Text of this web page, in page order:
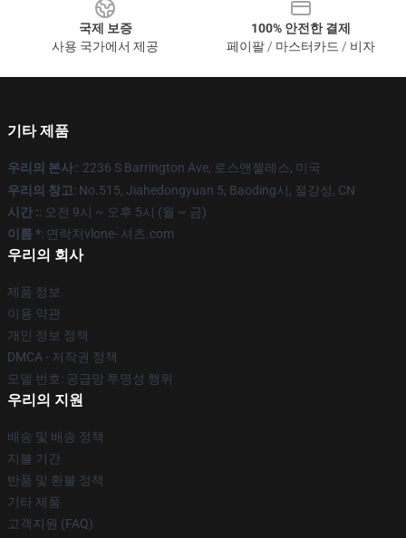
국제 보증
사용 국가에서 제공
100% 안전한 결제
페이팔 / 마스터카드 / 비자
기타 제품
우리의 본사:: 2236 S Barrington Ave, 로스앤젤레스, 미국
우리의 창고: No.515, Jiahedongyuan 5, Baoding시, 절강성, CN
시간 :: 오전 9시 ~ 오후 5시 (월 ~ 금)
이름 *: 연락처vlone- 셔츠.com
우리의 회사
제품 정보
이용 약관
개인 정보 정책
DMCA - 저작권 정책
모델 번호: 공급망 투명성 행위
우리의 지원
배송 및 배송 정책
지불 기간
반품 및 환불 정책
기타 제품
고객지원 (FAQ)